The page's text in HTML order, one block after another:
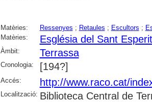
Matèries: Ressenyes ; Retaules ; Escultors ;
Matèries:
Església del Sant
Àmbit: Terrassa
Cronologia: [194?]
Accés: http://www.raco.cat/
Localització: Biblioteca Central de